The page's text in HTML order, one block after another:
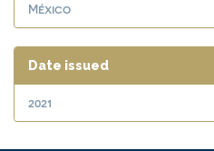
México
Date issued
2021